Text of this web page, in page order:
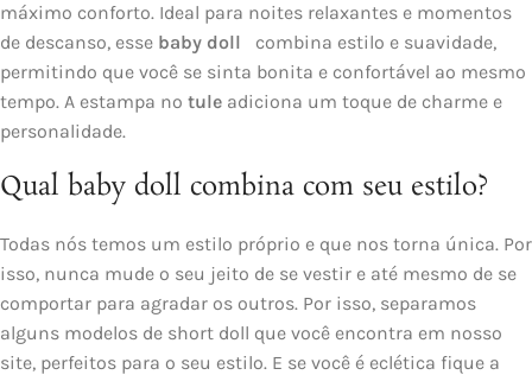
máximo conforto. Ideal para noites relaxantes e momentos
de descanso, esse baby doll combina estilo e suavidade,
permitindo que você se sinta bonita e confortável ao mesmo
tempo. A estampa no tule adiciona um toque de charme e
personalidade.
Qual baby doll combina com seu estilo?
Todas nós temos um estilo próprio e que nos torna única. Por
isso, nunca mude o seu jeito de se vestir e até mesmo de se
comportar para agradar os outros. Por isso, separamos
alguns modelos de short doll que você encontra em nosso
site, perfeitos para o seu estilo. E se você é eclética fique a